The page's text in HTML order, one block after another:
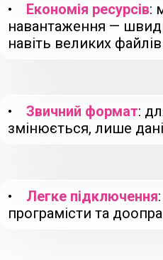
• Економія ресурсів:
навантаження —
навіть великих файлів
• Звичний формат:
змінюється, лише
• Легке підключення
програмісти та